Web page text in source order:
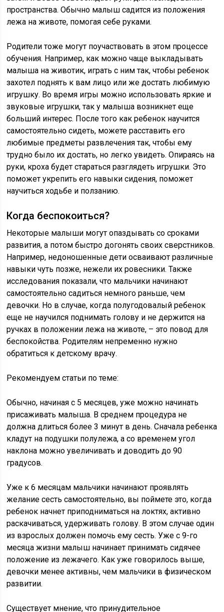
пространства. Обычно малыш садится из положения
лежа на животе, помогая себе руками.
Родители тоже могут поучаствовать в этом процессе
обучения. Например, как можно чаще выкладывать
малыша на животик, играть с ним так, чтобы ребенок
захотел поднять к вам лицо или же достать любимую
игрушку. Во время игры можно использовать яркие и
звуковые игрушки, так у малыша возникнет еще
больший интерес. После того как ребенок научится
самостоятельно сидеть, можете расставить его
любимые предметы развлечения так, чтобы ему
трудно было их достать, но легко увидеть. Опираясь на
руки, кроха будет стараться разглядеть игрушки. Это
поможет укрепить его навыки сидения, поможет
научиться ходьбе и ползанию.
Когда беспокоиться?
Некоторые малыши могут опаздывать со сроками
развития, а потом быстро догонять своих сверстников.
Например, недоношенные дети осваивают различные
навыки чуть позже, нежели их ровесники. Также
исследования показали, что мальчики начинают
самостоятельно садиться немного раньше, чем
девочки. Но в случае, когда полугодовалый ребенок
еще не научился поднимать голову и не держится на
ручках в положении лежа на животе, – это повод для
беспокойства. Родителям непременно нужно
обратиться к детскому врачу.
Рекомендуем статьи по теме:
Обычно, начиная с 5 месяцев, уже можно начинать
присаживать малыша. В среднем процедура не
должна длиться более 3 минут в день. Сначала ребенка
кладут на подушки полулежа, а со временем угол
наклона можно увеличивать и доводить до 90
градусов.
Уже к 6 месяцам мальчики начинают проявлять
желание сесть самостоятельно, вы поймете это, когда
ребенок начнет приподниматься на локтях, активно
раскачиваться, удерживать голову. В этом случае один
из взрослых должен помочь ему сесть. Уже с 9-го
месяца жизни малыш начинает принимать сидячее
положение из лежачего. Как уже говорилось выше,
девочки менее активны, чем мальчики в физическом
развитии.
Существует мнение, что принудительное